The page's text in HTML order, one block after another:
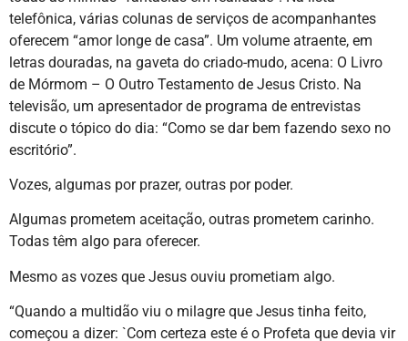
telefônica, várias colunas de serviços de acompanhantes
oferecem “amor longe de casa”. Um volume atraente, em
letras douradas, na gaveta do criado-mudo, acena: O Livro
de Mórmom – O Outro Testamento de Jesus Cristo. Na
televisão, um apresentador de programa de entrevistas
discute o tópico do dia: “Como se dar bem fazendo sexo no
escritório”.
Vozes, algumas por prazer, outras por poder.
Algumas prometem aceitação, outras prometem carinho.
Todas têm algo para oferecer.
Mesmo as vozes que Jesus ouviu prometiam algo.
“Quando a multidão viu o milagre que Jesus tinha feito,
começou a dizer: `Com certeza este é o Profeta que devia vir